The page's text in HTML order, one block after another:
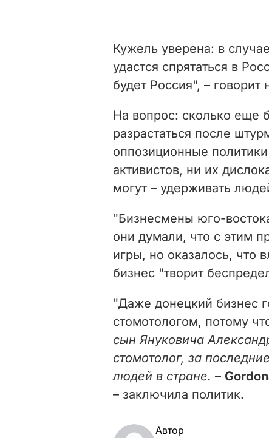
Кужель уверена: в
удастся спрятаться в
будет Россия", – говорит
На вопрос: сколько еще
разрастаться после
оппозиционные
активистов, ни их
могут – удерживать
"Бизнесмены юго-
они думали, что с этим
игры, но оказалось, что
бизнес "творит
"Даже донецкий бизнес
стомотологом, потому
сын Януковича
стомотолог, за
людей в стране. –
– заключила политик.
Автор